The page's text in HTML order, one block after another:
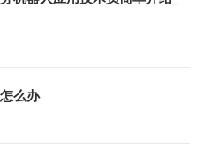
么办